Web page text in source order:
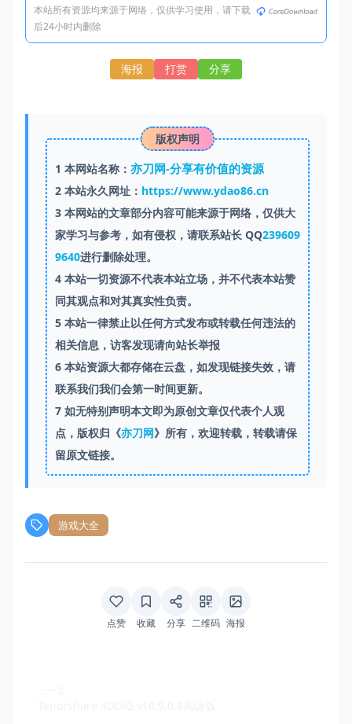
本站所有资源均来源于网络，仅供学习使用，请下载
后24小时内删除
海报 打赏 分享
版权声明
1 本网站名称： 亦刀网-分享有价值的资源
2本站永久网址： https://www.ydao86.cn
3本网站的文章部分内容可能来源于网络，仅供大
家学习与参考，如有侵权，请联系站长 QQ239609
9640进行删除处理。
4本站一切资源不代表本站立场，并不代表本站赞
同其观点和对其真实性负责。
5本站一律禁止以任何方式发布或转载任何违法的
相关信息，访客发现请向站长举报
6本站资源大都存储在云盘，如发现链接失效，请
联系我们我们会第一时间更新。
7如无特别声明本文即为原创文章仅代表个人观
点，版权归《亦刀网》所有，欢迎转载，转载请保
留原文链接。
游戏大全
点赞 收藏 分享 二维码 海报